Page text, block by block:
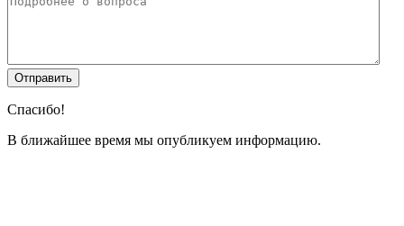
Спасибо!
В ближайшее время мы опубликуем информацию.